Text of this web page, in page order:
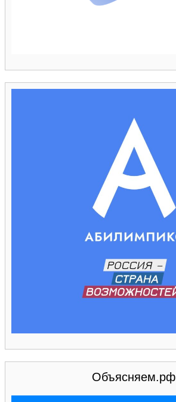
Объясняем.рф